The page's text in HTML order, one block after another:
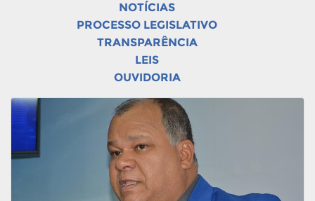
NOTÍCIAS
PROCESSO LEGISLATIVO
TRANSPARÊNCIA
LEIS
OUVIDORIA